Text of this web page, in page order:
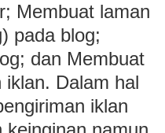
Membuat laman
pada blog;
dan Membuat
Dalam hal
iklan